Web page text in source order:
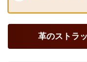
革のストラ